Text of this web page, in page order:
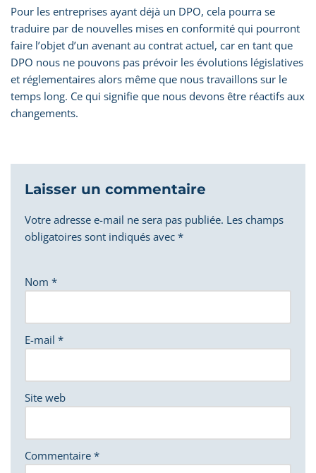
Pour les entreprises ayant déjà un DPO, cela pourra se
traduire par de nouvelles mises en conformité qui pourront
faire l’objet d’un avenant au contrat actuel, car en tant que
DPO nous ne pouvons pas prévoir les évolutions législatives
et réglementaires alors même que nous travaillons sur le
temps long. Ce qui signifie que nous devons être réactifs aux
changements.
Laisser un commentaire
Votre adresse e-mail ne sera pas publiée. Les champs
obligatoires sont indiqués avec *
Nom *
E-mail *
Site web
Commentaire *